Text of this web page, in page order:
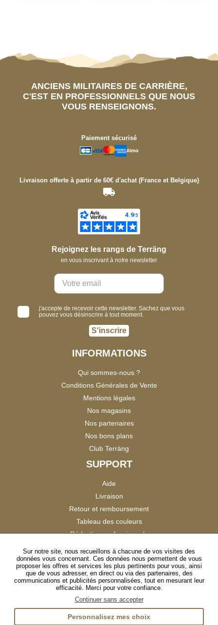
ANCIENS MILITAIRES DE CARRIÈRE,
C'EST EN PROFESSIONNELS QUE NOUS
VOUS RENSEIGNONS.
Paiement sécurisé
Livraison offerte à partir de 60€ d'achat (France et Belgique)
Rejoignez les rangs de Terräng
en vous inscrivant à notre newsletter
j'accepte de recevoir cette newsletter. Sachez que vous
pouvez vous désinscrire à tout moment.
S'inscrire
INFORMATIONS
Qui sommes-nous ?
Conditions Générales de Vente
Mentions légales
Nos magasins
Nos partenaires
Nos bons plans
Club Terräng
SUPPORT
Aide
Livraison
Retour et remboursement
Tableau des couleurs
Réduction professionnels
Satisfaction Clients
SUIVEZ-NOUS
Sur notre site, nous recueillons à chacune de vos visites des
données vous concernant. Ces données nous permettent de vous
proposer les offres et services les plus pertinents pour vous, ainsi
que de vous adresser, en direct ou via des partenaires, des
communications et publicités personnalisées, tout en mesurant leur
efficacité. Merci pour votre confiance.
Continuer sans accepter
Personnalisez mes choix